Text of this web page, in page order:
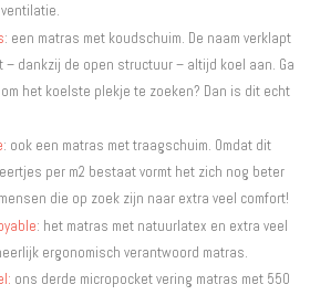
: een matras met koudschuim. De naam verklapt
– dankzij de open structuur – altijd koel aan. Ga
het koelste plekje te zoeken? Dan is dit echt
: ook een matras met traagschuim. Omdat dit
per m2 bestaat vormt het zich nog beter
die op zoek zijn naar extra veel comfort!
: het matras met natuurlatex en extra veel
ergonomisch verantwoord matras.
ons derde micropocket vering matras met 550